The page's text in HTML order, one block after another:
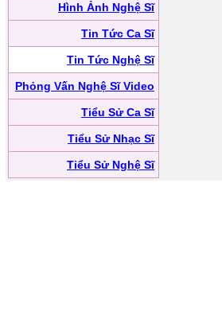
Hình Ảnh Nghệ Sĩ
Tin Tức Ca Sĩ
Tin Tức Nghệ Sĩ
Phỏng Vấn Nghệ Sĩ Video
Tiểu Sử Ca Sĩ
Tiểu Sử Nhạc Sĩ
Tiểu Sử Nghệ Sĩ